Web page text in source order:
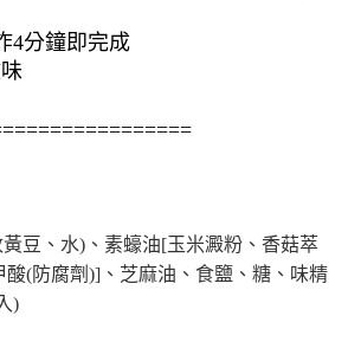
4分鐘即完成
黃豆、水)、素蠔油[玉米澱粉、香菇萃
(防腐劑)]、芝麻油、食鹽、糖、味精
)